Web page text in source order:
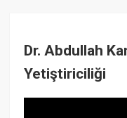
Dr. Abdullah
Yetiştiriciliği